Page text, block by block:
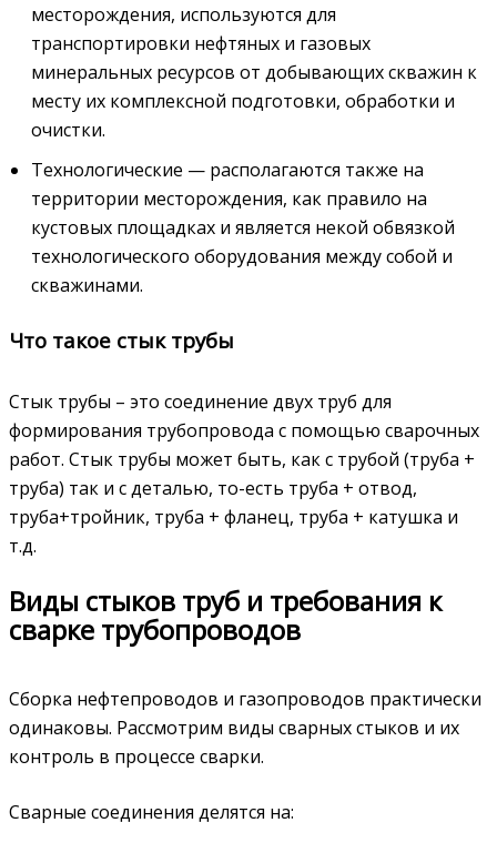
месторождения, используются для
транспортировки нефтяных и газовых
минеральных ресурсов от добывающих скважин к
месту их комплексной подготовки, обработки и
очистки.
Технологические — располагаются также на
территории месторождения, как правило на
кустовых площадках и является некой обвязкой
технологического оборудования между собой и
скважинами.
Что такое стык трубы
Стык трубы – это соединение двух труб для
формирования трубопровода с помощью сварочных
работ. Стык трубы может быть, как с трубой (труба +
труба) так и с деталью, то-есть труба + отвод,
труба+тройник, труба + фланец, труба + катушка и
т.д.
Виды стыков труб и требования к
сварке трубопроводов
Сборка нефтепроводов и газопроводов практически
одинаковы. Рассмотрим виды сварных стыков и их
контроль в процессе сварки.
Сварные соединения делятся на: